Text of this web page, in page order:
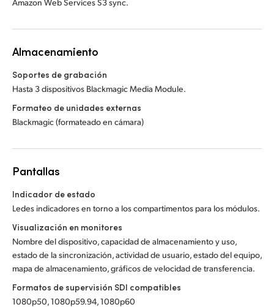
Amazon Web Services S3 sync.
Almacenamiento
Soportes de grabación
Hasta 3 dispositivos Blackmagic Media Module.
Formateo de unidades externas
Blackmagic (formateado en cámara)
Pantallas
Indicador de estado
Ledes indicadores en torno a los compartimentos para los módulos.
Visualización en monitores
Nombre del dispositivo, capacidad de almacenamiento y uso,
estado de la sincronización, actividad de usuario, estado del equipo,
mapa de almacenamiento, gráficos de velocidad de transferencia.
Formatos de supervisión SDI compatibles
1080p50, 1080p59.94, 1080p60